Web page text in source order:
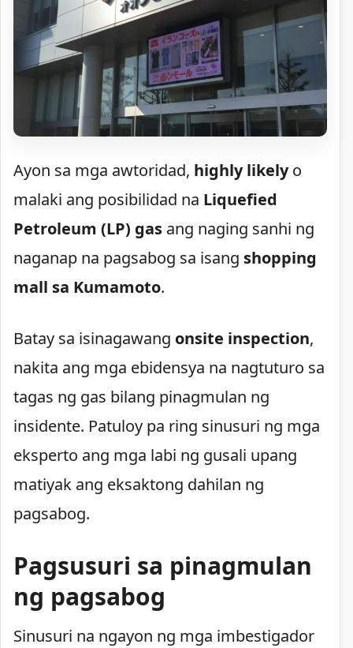
Ayon sa mga awtoridad, highly likelyo
malaki ang posibilidad na Liquefied
Petroleum (LP) gas ang naging sanhi ng
naganap na pagsabog sa isang shopping
mall sa Kumamoto.
Batay sa isinagawang onsite inspection,
nakita ang mga ebidensya na nagtuturo sa
tagas ng gas bilang pinagmulan ng
insidente. Patuloy pa ring sinusuri ng mga
eksperto ang mga labi ng gusali upang
matiyak ang eksaktong dahilan ng
pagsabog.
Pagsusuri sa pinagmulan
ng pagsabog
Sinusuri na ngayon ng mga imbestigador